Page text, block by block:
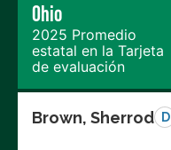
Ohio
2025 Promedio
estatal en la Tarjeta
de evaluación
Brown, Sherrod D